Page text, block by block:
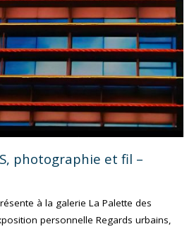
photographie et fil –
à la galerie La Palette des
personnelle Regards urbains,